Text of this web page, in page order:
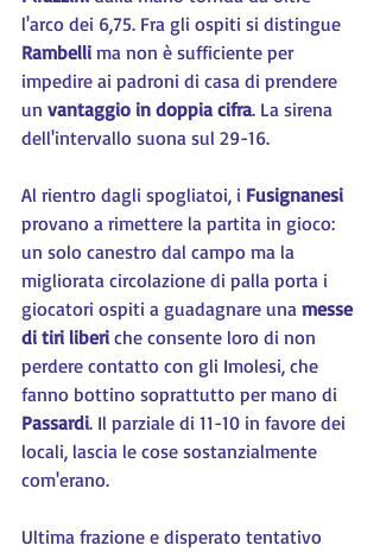
l'arco dei 6,75. Fra gli ospiti si distingue
Rambelli ma non è sufficiente per
impedire ai padroni di casa di prendere
un vantaggio in doppia cifra. La sirena
dell'intervallo suona sul 29-16.
Al rientro dagli spogliatoi, i Fusignanesi
provano a rimettere la partita in gioco:
un solo canestro dal campo ma la
migliorata circolazione di palla porta i
giocatori ospiti a guadagnare una messe
di tiri liberi che consente loro di non
perdere contatto con gli Imolesi, che
fanno bottino soprattutto per mano di
Passardi. Il parziale di 11-10 in favore dei
locali, lascia le cose sostanzialmente
com'erano.
Ultima frazione e disperato tentativo